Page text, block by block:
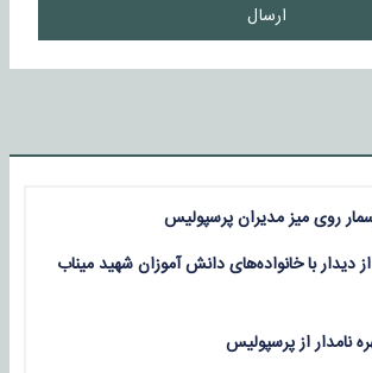
ارسال
روی میز مدیران پرسپولیس
دیدار با خانواده‌های دانش آموزان شهید میناب
نامدار از پرسپولیس